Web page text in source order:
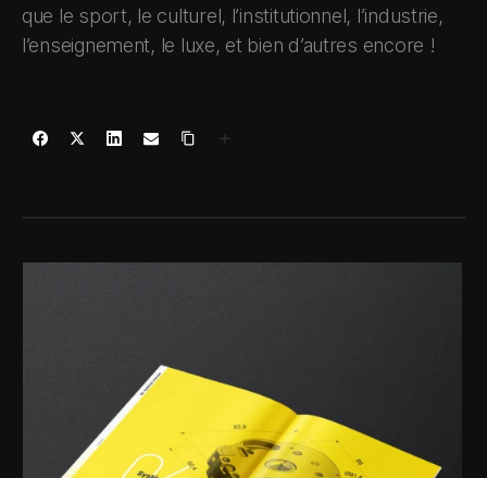
que le sport, le culturel, l’institutionnel, l’industrie,
l’enseignement, le luxe, et bien d’autres encore !